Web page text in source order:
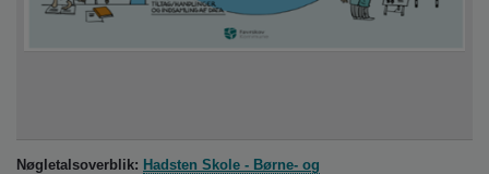
Nøgletalsoverblik: Hadsten Skole - Børne- og